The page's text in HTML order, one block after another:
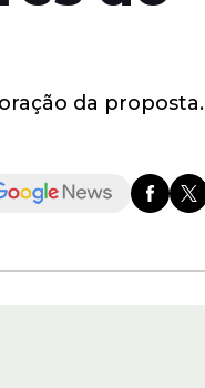
da proposta.